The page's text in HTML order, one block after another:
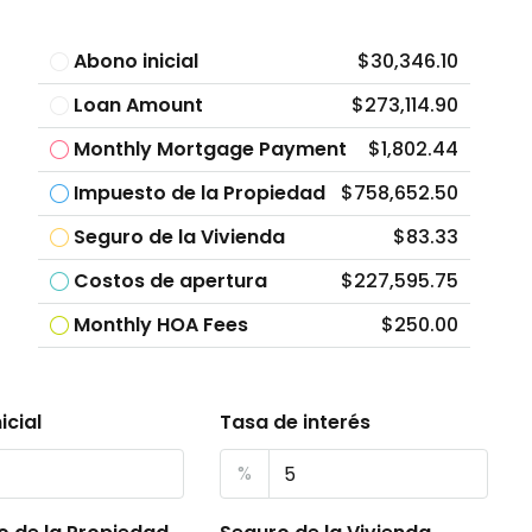
Abono inicial
$30,346.10
Loan Amount
$273,114.90
Monthly Mortgage Payment
$1,802.44
Impuesto de la Propiedad
$758,652.50
Seguro de la Vivienda
$83.33
Costos de apertura
$227,595.75
Monthly HOA Fees
$250.00
Tasa de interés
%